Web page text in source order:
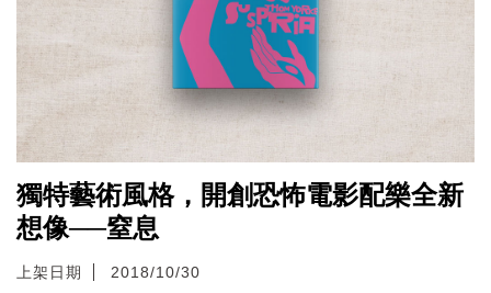
獨特藝術風格，開創恐怖電影配樂全新
想像──窒息
上架日期 2018/10/30